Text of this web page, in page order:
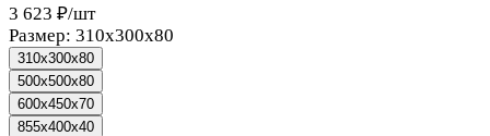
3 623 ₽/шт
Размер: 310x300x80
310x300x80
500x500x80
600x450x70
855x400x40